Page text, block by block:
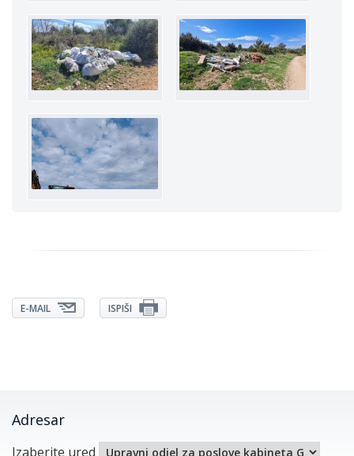
E-MAIL ISPIŠI
Adresar
Izaberite ured